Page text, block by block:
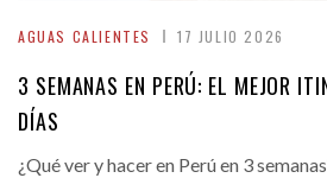
AGUAS CALIENTES 17 JULIO 2026
3 SEMANAS EN PERÚ: EL MEJOR
DÍAS
¿Qué ver y hacer en Perú en 3